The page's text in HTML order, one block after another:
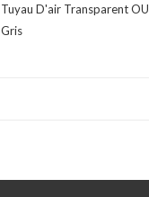
Tuyau D'air Transparent OU
Gris